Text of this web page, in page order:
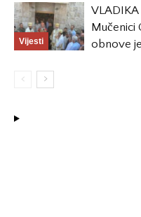
Vijesti
VLADIKA
Mučenici
obnove